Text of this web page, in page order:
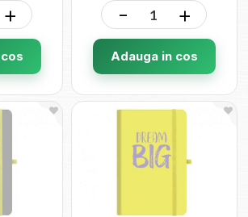
+ - +
Adauga in cos